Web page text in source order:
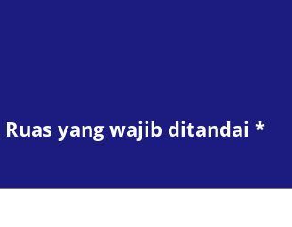
Ruas yang wajib ditandai *